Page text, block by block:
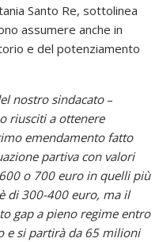
Santo Re, sottolinea
assumere anche in
e del potenziamento
nostro sindacato–
riusciti a ottenere
emendamento fatto
partiva con valori
o 700 euro in quelli più
di 300-400 euro, ma il
gap a pieno regime entro
e si partirà da 65 milioni